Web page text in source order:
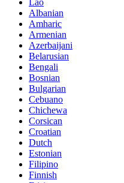
Lao
Albanian
Amharic
Armenian
Azerbaijani
Belarusian
Bengali
Bosnian
Bulgarian
Cebuano
Chichewa
Corsican
Croatian
Dutch
Estonian
Filipino
Finnish